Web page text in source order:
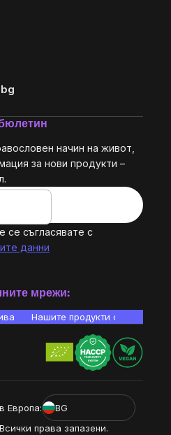
начин на живот,
за нови продукти –
се съгласявате с
данни
мрежи:
Нашите продукти са
Европа:
BG
права запазени.